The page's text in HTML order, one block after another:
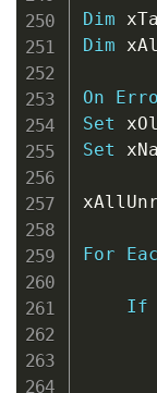
Dim
Dim
On
Set
Set
For
If